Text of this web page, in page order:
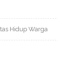
Hidup Warga